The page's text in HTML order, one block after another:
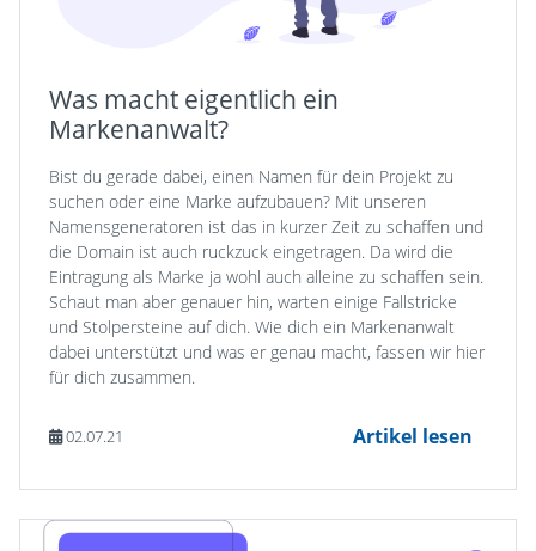
Was macht eigentlich ein
Markenanwalt?
Bist du gerade dabei, einen Namen für dein Projekt zu
suchen oder eine Marke aufzubauen? Mit unseren
Namensgeneratoren ist das in kurzer Zeit zu schaffen und
die Domain ist auch ruckzuck eingetragen. Da wird die
Eintragung als Marke ja wohl auch alleine zu schaffen sein.
Schaut man aber genauer hin, warten einige Fallstricke
und Stolpersteine auf dich. Wie dich ein Markenanwalt
dabei unterstützt und was er genau macht, fassen wir hier
für dich zusammen.
02.07.21 Artikel lesen